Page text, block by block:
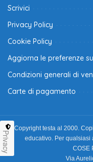
Scrivici
Privacy Policy
Cookie Policy
Aggiorna le preferenze
Condizioni generali di
Carte di pagamento
Copyright testa al 2000.
educativo. Per qualsiasi
COSE
Via
Privacy